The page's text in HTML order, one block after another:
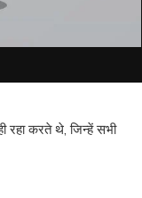
करते थे, जिन्हें सभी